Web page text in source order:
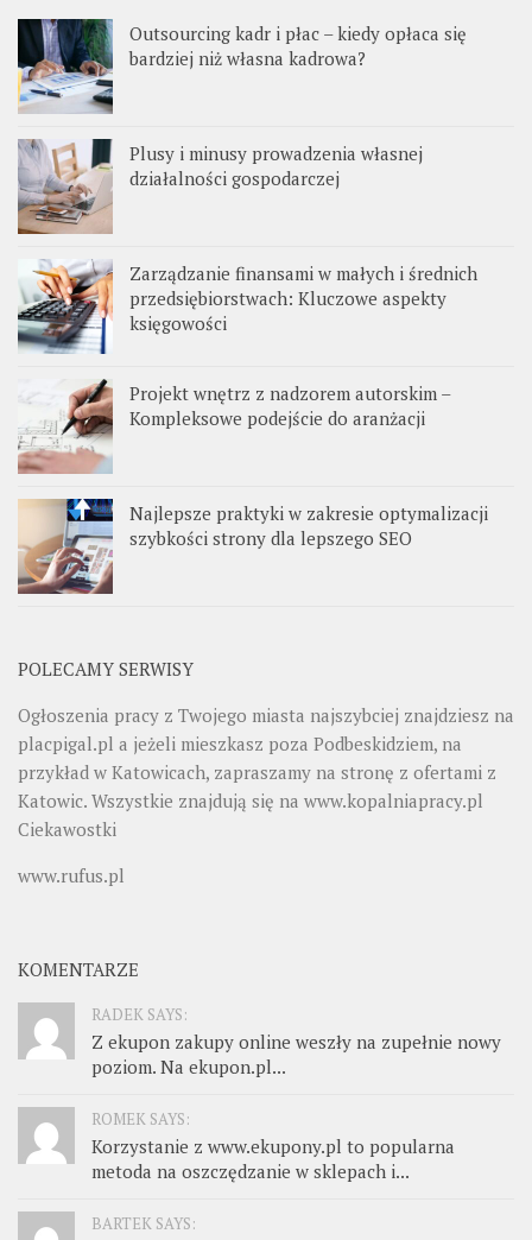
Outsourcing kadr i płac – kiedy opłaca się
bardziej niż własna kadrowa?
Plusy i minusy prowadzenia własnej
działalności gospodarczej
Zarządzanie finansami w małych i średnich
przedsiębiorstwach: Kluczowe aspekty
księgowości
Projekt wnętrz z nadzorem autorskim –
Kompleksowe podejście do aranżacji
Najlepsze praktyki w zakresie optymalizacji
szybkości strony dla lepszego SEO
POLECAMY SERWISY
Ogłoszenia pracy z Twojego miasta najszybciej znajdziesz na
placpigal.pl a jeżeli mieszkasz poza Podbeskidziem, na
przykład w Katowicach, zapraszamy na stronę z ofertami z
Katowic. Wszystkie znajdują się na www.kopalniapracy.pl
Ciekawostki
www.rufus.pl
KOMENTARZE
RADEK SAYS:
Z ekupon zakupy online weszły na zupełnie nowy
poziom. Na ekupon.pl...
ROMEK SAYS:
Korzystanie z www.ekupony.pl to popularna
metoda na oszczędzanie w sklepach i...
BARTEK SAYS: